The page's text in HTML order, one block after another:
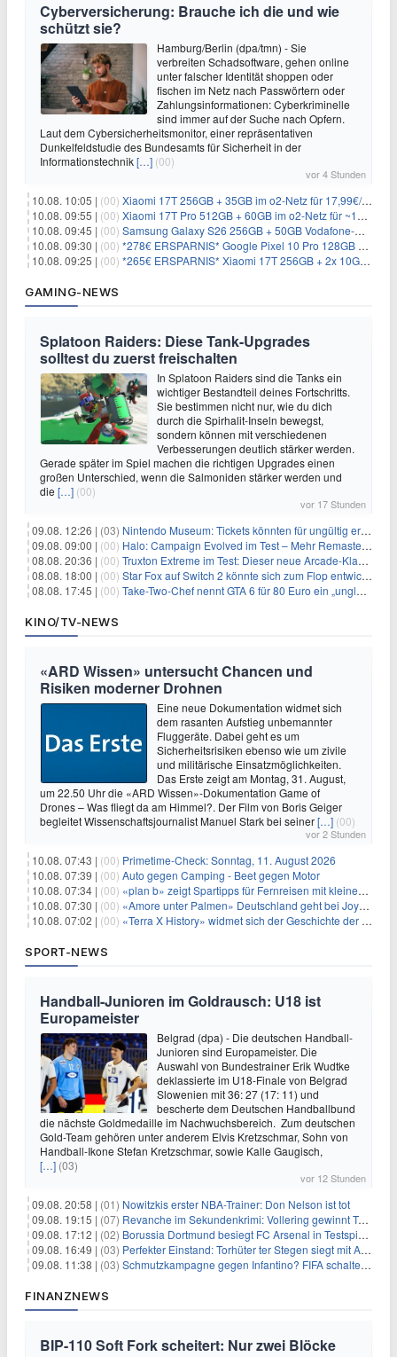
Cyberversicherung: Brauche ich die und wie
schützt sie?
Hamburg/Berlin (dpa/tmn) - Sie
verbreiten Schadsoftware, gehen online
unter falscher Identität shoppen oder
fischen im Netz nach Passwörtern oder
Zahlungsinformationen: Cyberkriminelle
sind immer auf der Suche nach Opfern.
Laut dem Cybersicherheitsmonitor, einer repräsentativen
Dunkelfeldstudie des Bundesamts für Sicherheit in der
Informationstechnik[…] (00)
vor 4 Stunden
10.08. 10:05 | (00) Xiaomi 17T 256GB + 35GB im o2-Netz für 17,99€/Monat (effektiv -2,47€/Monat)
10.08. 09:55 | (00) Xiaomi 17T Pro 512GB + 60GB im o2-Netz für ~19,99€/Monat (effektiv -7,22€/Monat)
10.08. 09:45 | (00) Samsung Galaxy S26 256GB + 50GB Vodafone-Netz für 19,99€/Monat (effektiv 1,26€/Monat)
10.08. 09:30 | (00) *278€ ERSPARNIS* Google Pixel 10 Pro 128GB + 60GB im o2-Netz für ~19,99€/Monat
10.08. 09:25 | (00) *265€ ERSPARNIS* Xiaomi 17T 256GB + 2x 10GB im o2-Netz für ~9,98€/Monat
GAMING-NEWS
Splatoon Raiders: Diese Tank-Upgrades
solltest du zuerst freischalten
In Splatoon Raiders sind die Tanks ein
wichtiger Bestandteil deines Fortschritts.
Sie bestimmen nicht nur, wie du dich
durch die Spirhalit-Inseln bewegst,
sondern können mit verschiedenen
Verbesserungen deutlich stärker werden.
Gerade später im Spiel machen die richtigen Upgrades einen
großen Unterschied, wenn die Salmoniden stärker werden und
die […] (00)
vor 17 Stunden
09.08. 12:26 | (03) Nintendo Museum: Tickets könnten für ungültig erklärt werden!
09.08. 09:00 | (00) Halo: Campaign Evolved im Test – Mehr Remaster als Remake
08.08. 20:36 | (00) Truxton Extreme im Test: Dieser neue Arcade-Klassiker verzeiht dir gar nichts
08.08. 18:00 | (00) Star Fox auf Switch 2 könnte sich zum Flop entwickeln
08.08. 17:45 | (00) Take-Two-Chef nennt GTA 6 für 80 Euro ein „unglaubliches Schnäppchen“
KINO/TV-NEWS
«ARD Wissen» untersucht Chancen und
Risiken moderner Drohnen
Eine neue Dokumentation widmet sich
dem rasanten Aufstieg unbemannter
Fluggeräte. Dabei geht es um
Sicherheitsrisiken ebenso wie um zivile
und militärische Einsatzmöglichkeiten.
Das Erste zeigt am Montag, 31. August,
um 22.50 Uhr die «ARD Wissen»-Dokumentation Game of
Drones – Was fliegt da am Himmel?. Der Film von Boris Geiger
begleitet Wissenschaftsjournalist Manuel Stark bei seiner[…] (00)
vor 2 Stunden
10.08. 07:43 | (00) Primetime-Check: Sonntag, 11. August 2026
10.08. 07:39 | (00) Auto gegen Camping - Beet gegen Motor
10.08. 07:34 | (00) «plan b» zeigt Spartipps für Fernreisen mit kleinem Budget
10.08. 07:30 | (00) «Amore unter Palmen» Deutschland geht bei Joyn weiter
10.08. 07:02 | (00) «Terra X History» widmet sich der Geschichte der deutschen Vereine
SPORT-NEWS
Handball-Junioren im Goldrausch: U18 ist
Europameister
Belgrad (dpa) - Die deutschen Handball-
Junioren sind Europameister. Die
Auswahl von Bundestrainer Erik Wudtke
deklassierte im U18-Finale von Belgrad
Slowenien mit 36: 27 (17: 11) und
bescherte dem Deutschen Handballbund
die nächste Goldmedaille im Nachwuchsbereich. Zum deutschen
Gold-Team gehören unter anderem Elvis Kretzschmar, Sohn von
Handball-Ikone Stefan Kretzschmar, sowie Kalle Gaugisch,
[…] (03)
vor 12 Stunden
09.08. 20:58 | (01) Nowitzkis erster NBA-Trainer: Don Nelson ist tot
09.08. 19:15 | (07) Revanche im Sekundenkrimi: Vollering gewinnt Tour
09.08. 17:12 | (02) Borussia Dortmund besiegt FC Arsenal in Testspiel mit 3:2
09.08. 16:49 | (03) Perfekter Einstand: Torhüter ter Stegen siegt mit Ajax
09.08. 11:38 | (03) Schmutzkampagne gegen Infantino? FIFA schaltet auf Angriff
FINANZNEWS
BIP-110 Soft Fork scheitert: Nur zwei Blöcke